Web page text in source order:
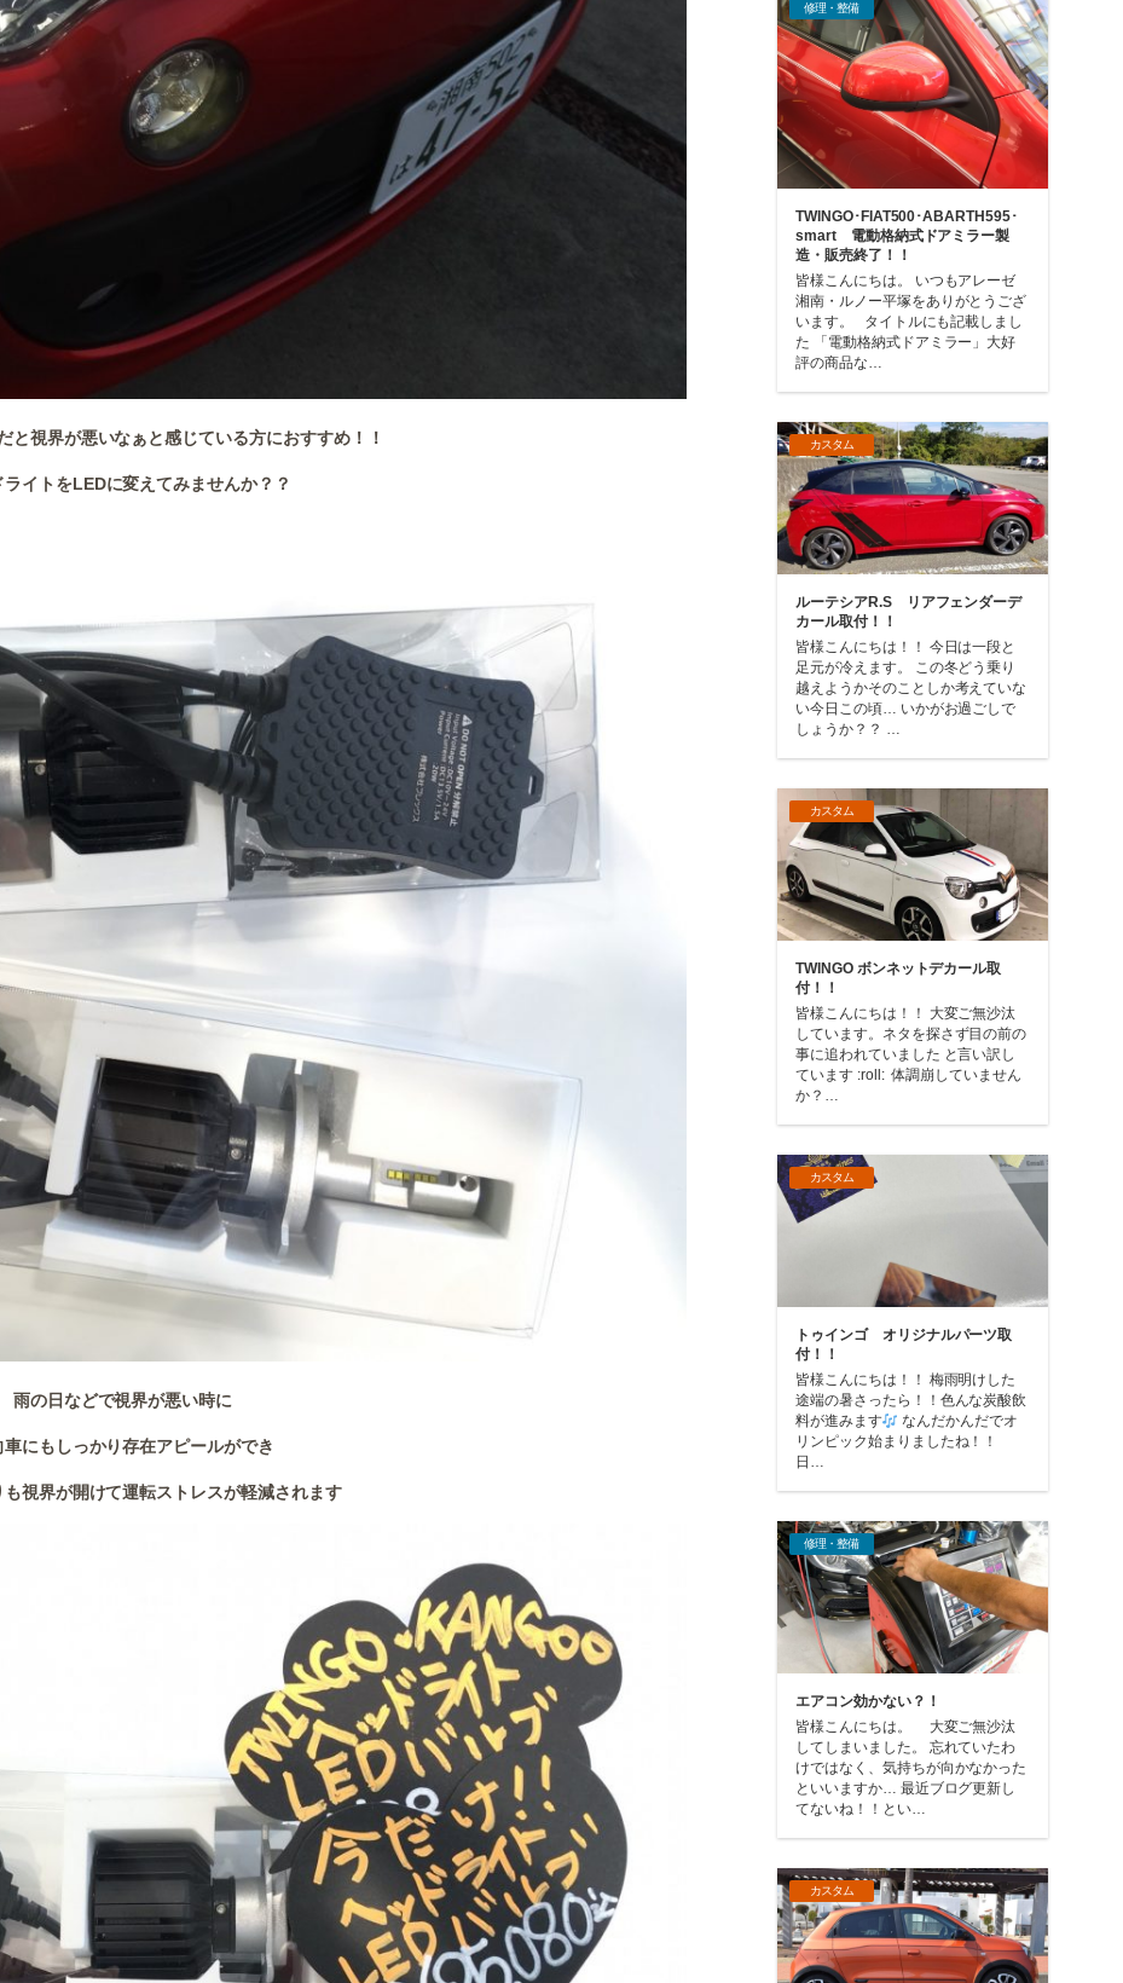
と視界が悪いなぁと感じている方におすすめ！！
ライトをLEDに変えてみませんか？？
雨の日などで視界が悪い時に
車にもしっかり存在アピールができ
視界が開けて運転ストレスが軽減されます
修理・整備
TWINGO･FIAT500･ABARTH595･
smart 電動格納式ドアミラー製
造・販売終了！！
皆様こんにちは。 いつもアレーゼ
湘南・ルノー平塚をありがとうござ
います。 タイトルにも記載しまし
た 「電動格納式ドアミラー」大好
評の商品な…
カスタム
ルーテシアR.S リアフェンダーデ
カール取付！！
皆様こんにちは！！ 今日は一段と
足元が冷えます。 この冬どう乗り
越えようかそのことしか考えていな
い今日この頃… いかがお過ごしで
しょうか？？ …
カスタム
TWINGO ボンネットデカール取
付！！
皆様こんにちは！！ 大変ご無沙汰
しています。ネタを探さず目の前の
事に追われていました と言い訳し
ています :roll: 体調崩していません
か？…
カスタム
トゥインゴ オリジナルパーツ取
付！！
皆様こんにちは！！ 梅雨明けした
途端の暑さったら！！色んな炭酸飲
料が進みます
なんだかんだでオ
リンピック始まりましたね！！
日…
修理・整備
エアコン効かない？！
皆様こんにちは。 大変ご無沙汰
してしまいました。 忘れていたわ
けではなく、気持ちが向かなかった
といいますか… 最近ブログ更新し
てないね！！とい…
カスタム